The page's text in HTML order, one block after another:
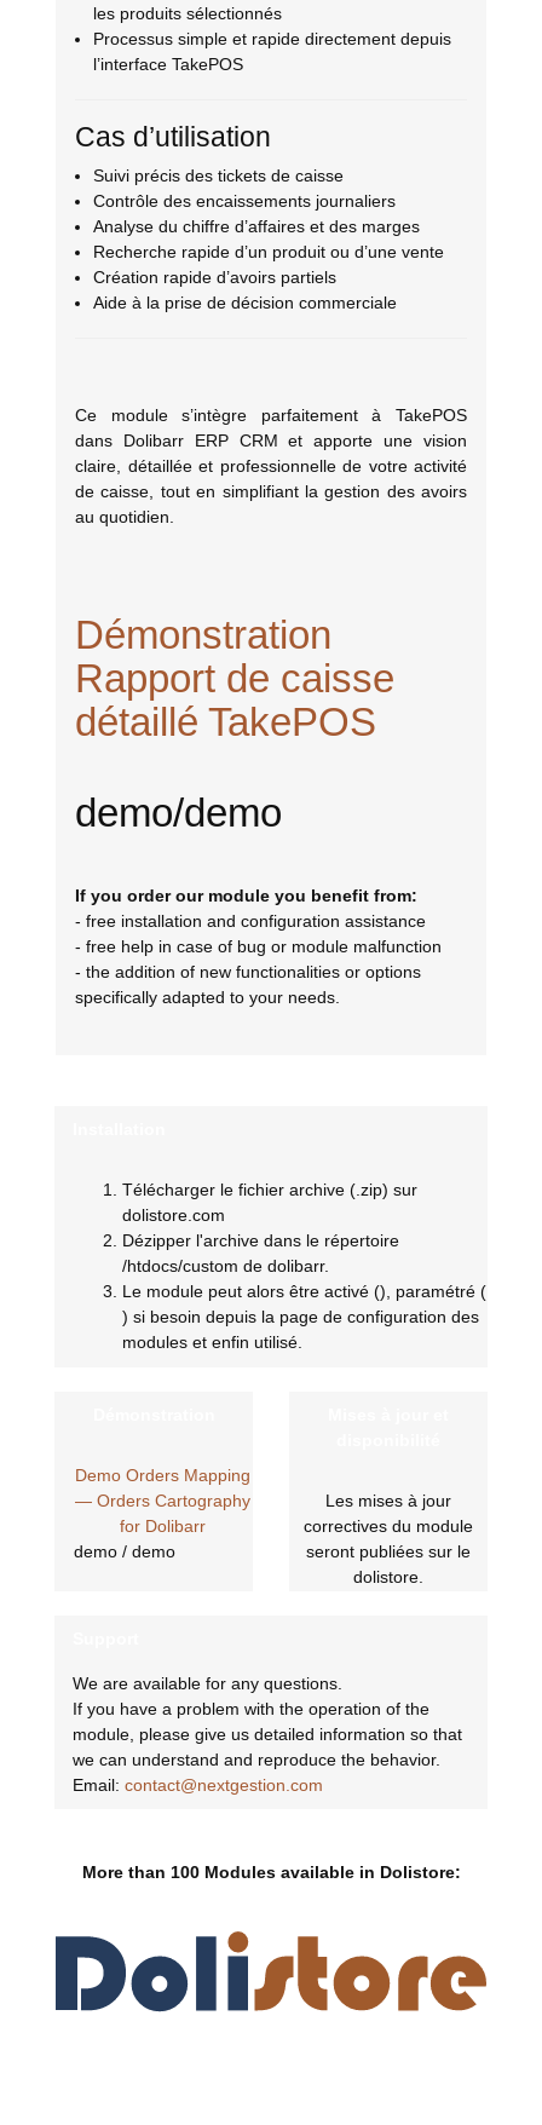
les produits sélectionnés
Processus simple et rapide directement depuis
l’interface TakePOS
Cas d’utilisation
Suivi précis des tickets de caisse
Contrôle des encaissements journaliers
Analyse du chiffre d’affaires et des marges
Recherche rapide d’un produit ou d’une vente
Création rapide d’avoirs partiels
Aide à la prise de décision commerciale
Ce module s’intègre parfaitement à TakePOS
dans Dolibarr ERP CRM et apporte une vision
claire, détaillée et professionnelle de votre activité
de caisse, tout en simplifiant la gestion des avoirs
au quotidien.
Démonstration
Rapport de caisse
détaillé TakePOS
demo/demo
If you order our module you benefit from:
- free installation and configuration assistance
- free help in case of bug or module malfunction
- the addition of new functionalities or options
specifically adapted to your needs.
Télécharger le fichier archive (.zip) sur
dolistore.com
Dézipper l'archive dans le répertoire
/htdocs/custom de dolibarr.
Le module peut alors être activé (), paramétré (
) si besoin depuis la page de configuration des
modules et enfin utilisé.
Demo Orders Mapping
— Orders Cartography
for Dolibarr
demo / demo
Les mises à jour
correctives du module
seront publiées sur le
dolistore.
We are available for any questions.
If you have a problem with the operation of the
module, please give us detailed information so that
we can understand and reproduce the behavior.
Email: contact@nextgestion.com
More than 100 Modules available in Dolistore: